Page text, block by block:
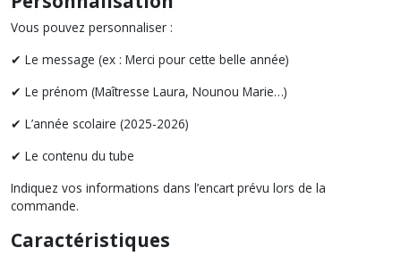
Vous pouvez personnaliser :
✔ Le message (ex : Merci pour cette belle année)
✔ Le prénom (Maîtresse Laura, Nounou Marie…)
✔ L’année scolaire (2025-2026)
✔ Le contenu du tube
Indiquez vos informations dans l’encart prévu lors de la
commande.
Caractéristiques